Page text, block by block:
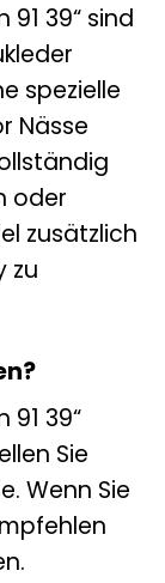
91 39“ sind
spezielle
Nässe
oder
zusätzlich
zu
91 39“
Sie
Wenn Sie